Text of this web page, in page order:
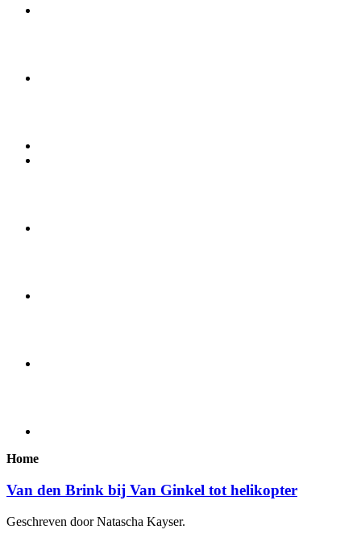
Home
Van den Brink bij Van Ginkel tot helikopter
Geschreven door Natascha Kayser.